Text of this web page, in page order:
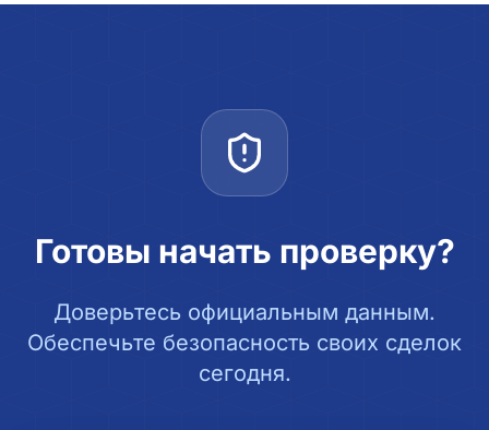
Готовы начать проверку?
Доверьтесь официальным данным.
Обеспечьте безопасность своих сделок
сегодня.